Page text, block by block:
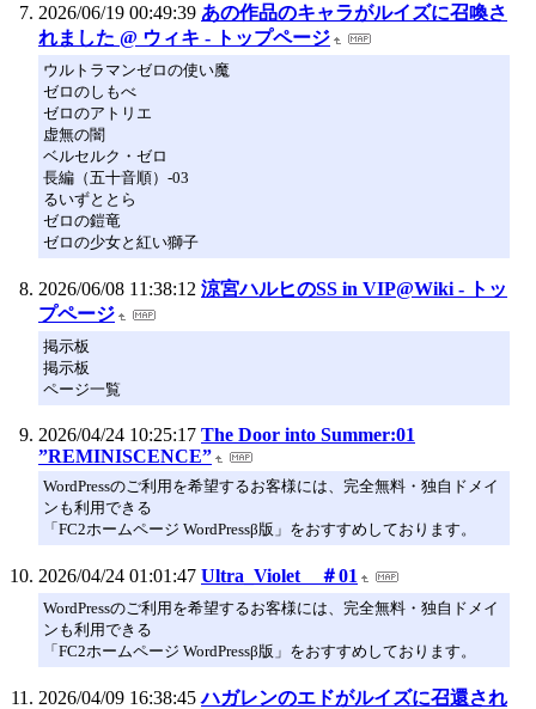
2026/06/19 00:49:39 あの作品のキャラがルイズに召喚さ
れました @ ウィキ - トップページ
ウルトラマンゼロの使い魔
ゼロのしもべ
ゼロのアトリエ
虚無の闇
ベルセルク・ゼロ
長編（五十音順）-03
るいずととら
ゼロの鎧竜
ゼロの少女と紅い獅子
2026/06/08 11:38:12 涼宮ハルヒのSS in VIP@Wiki - トッ
プページ
掲示板
掲示板
ページ一覧
2026/04/24 10:25:17 The Door into Summer:01
”REMINISCENCE”
WordPressのご利用を希望するお客様には、完全無料・独自ドメイ
ンも利用できる
「FC2ホームページ WordPressβ版」をおすすめしております。
2026/04/24 01:01:47 Ultra_Violet ＃01
WordPressのご利用を希望するお客様には、完全無料・独自ドメイ
ンも利用できる
「FC2ホームページ WordPressβ版」をおすすめしております。
2026/04/09 16:38:45 ハガレンのエドがルイズに召還され